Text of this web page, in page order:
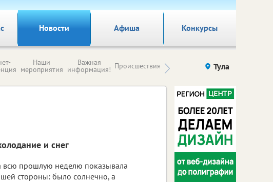
Новости Афиша Конкурсы
Наши
мероприятия
Важная
информация! Происшествия Здоровье компаний (на
Тула
и снег
всю прошлую неделю показывала
стороны: было солнечно, а